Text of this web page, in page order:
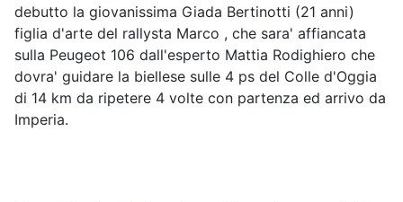
debutto la giovanissima Giada Bertinotti (21 anni)
figlia d'arte del rallysta Marco , che sara' affiancata
sulla Peugeot 106 dall'esperto Mattia Rodighiero che
dovra' guidare la biellese sulle 4 ps del Colle d'Oggia
di 14 km da ripetere 4 volte con partenza ed arrivo da
Imperia.